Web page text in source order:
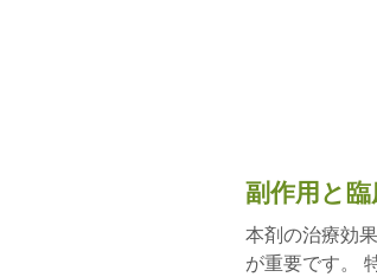
副作用と
本剤の治療効
が重要です。